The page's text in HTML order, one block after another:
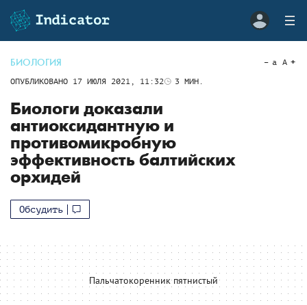
БИОЛОГИЯ
ОПУБЛИКОВАНО 17 ИЮЛЯ 2021, 11:32 3 МИН.
a A
Биологи доказали
антиоксидантную и
противомикробную
эффективность балтийских
орхидей
Обсудить
Пальчатокоренник пятнистый